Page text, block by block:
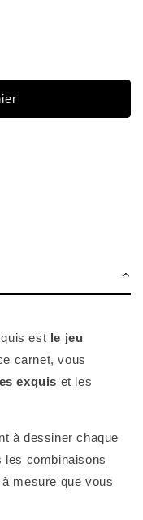
est le jeu
carnet, vous
exquis et les
à dessiner chaque
les combinaisons
mesure que vous